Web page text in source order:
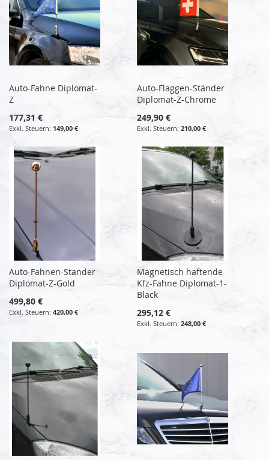
Auto-Fahne Diplomat-
Z
177,31 €
149,00 €
Auto-Flaggen-Ständer
Diplomat-Z-Chrome
249,90 €
210,00 €
Auto-Fahnen-Stander
Diplomat-Z-Gold
499,80 €
420,00 €
Magnetisch haftende
Kfz-Fahne Diplomat-1-
Black
295,12 €
248,00 €